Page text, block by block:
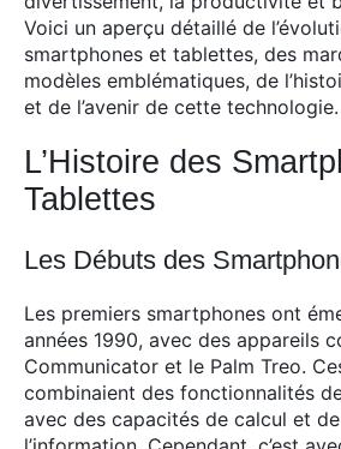
Voici un aperçu détaillé de
smartphones et tablettes, des
modèles emblématiques, de
et de l’avenir de cette technologie.
L’Histoire des
Tablettes
Les Débuts des
Les premiers smartphones ont
années 1990, avec des appareils
Communicator et le Palm Treo.
combinaient des fonctionnalités
avec des capacités de calcul et